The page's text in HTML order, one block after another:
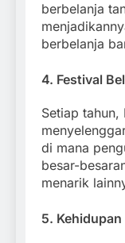
berbelanja
berbelanja
4. Festival
Setiap tahun,
di mana
besar-
menarik
5.